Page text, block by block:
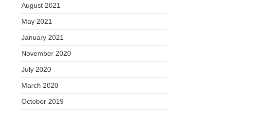
August 2021
May 2021
January 2021
November 2020
July 2020
March 2020
October 2019